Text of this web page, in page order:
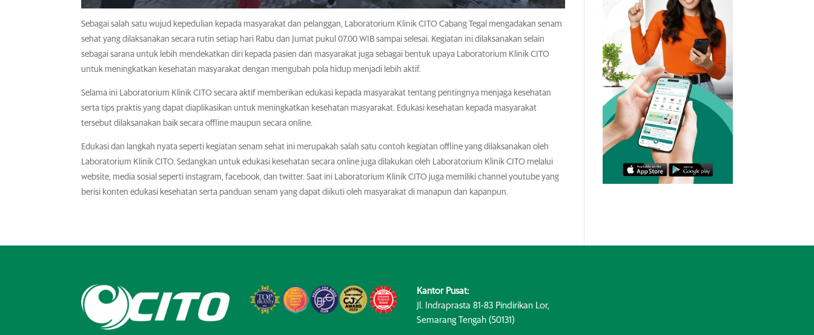
Sebagai salah satu wujud kepedulian kepada masyarakat dan pelanggan, Laboratorium Klinik CITO Cabang Tegal mengadakan senam
sehat yang dilaksanakan secara rutin setiap hari Rabu dan Jumat pukul 07.00 WIB sampai selesai. Kegiatan ini dilaksanakan selain
sebagai sarana untuk lebih mendekatkan diri kepada pasien dan masyarakat juga sebagai bentuk upaya Laboratorium Klinik CITO
untuk meningkatkan kesehatan masyarakat dengan mengubah pola hidup menjadi lebih aktif.
Selama ini Laboratorium Klinik CITO secara aktif memberikan edukasi kepada masyarakat tentang pentingnya menjaga kesehatan
serta tips praktis yang dapat diaplikasikan untuk meningkatkan kesehatan masyarakat. Edukasi kesehatan kepada masyarakat
tersebut dilaksanakan baik secara offline maupun secara online.
Edukasi dan langkah nyata seperti kegiatan senam sehat ini merupakah salah satu contoh kegiatan offline yang dilaksanakan oleh
Laboratorium Klinik CITO. Sedangkan untuk edukasi kesehatan secara online juga dilakukan oleh Laboratorium Klinik CITO melalui
website, media sosial seperti instagram, facebook, dan twitter. Saat ini Laboratorium Klinik CITO juga memiliki channel youtube yang
berisi konten edukasi kesehatan serta panduan senam yang dapat diikuti oleh masyarakat di manapun dan kapanpun.
Kantor Pusat:
Jl. Indraprasta 81-83 Pindirikan Lor,
Semarang Tengah (50131)